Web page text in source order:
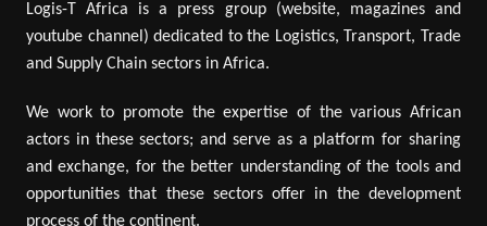
Logis-T Africa is a press group (website, magazines and
youtube channel) dedicated to the Logistics, Transport, Trade
and Supply Chain sectors in Africa.
We work to promote the expertise of the various African
actors in these sectors; and serve as a platform for sharing
and exchange, for the better understanding of the tools and
opportunities that these sectors offer in the development
process of the continent.